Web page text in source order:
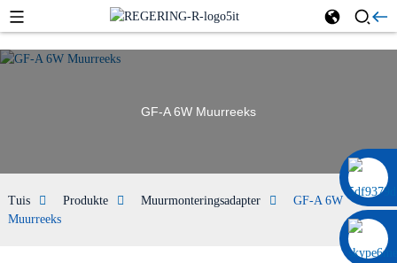
0086 13322920697
GF-A 6W Muurreeks
Tuis Produkte Muurmonteringsadapter
GF-A 6W
Muurreeks